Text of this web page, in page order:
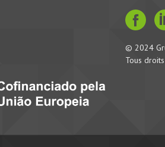
© 2024
Tous